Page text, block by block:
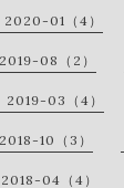
2020-01（4）
2019-08（2）
2019-03（4）
2018-10（3）
2018-04（4）